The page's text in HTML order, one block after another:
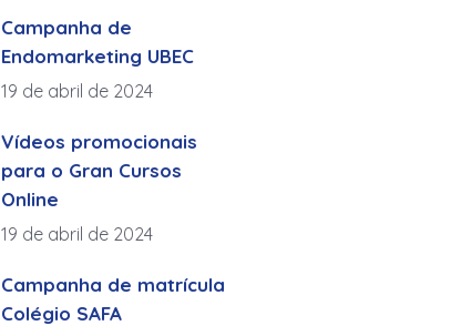
Campanha de
Endomarketing UBEC
19 de abril de 2024
Vídeos promocionais
para o Gran Cursos
Online
19 de abril de 2024
Campanha de matrícula
Colégio SAFA